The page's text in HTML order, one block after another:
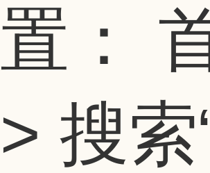
置：
> 搜索